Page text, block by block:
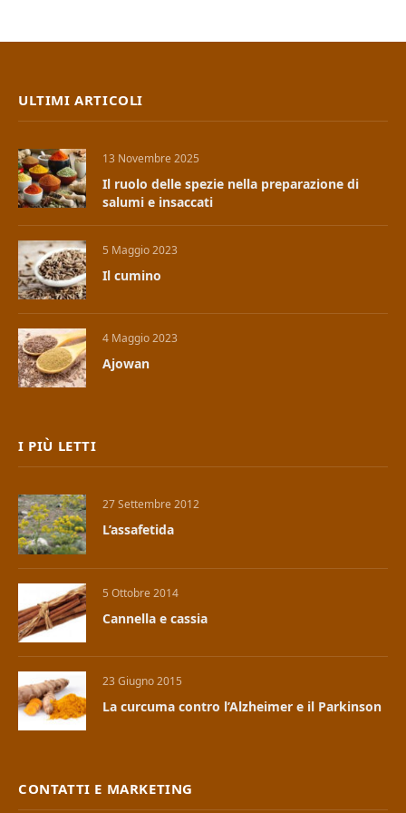
ULTIMI ARTICOLI
13 Novembre 2025
Il ruolo delle spezie nella preparazione di
salumi e insaccati
5 Maggio 2023
Il cumino
4 Maggio 2023
Ajowan
I PIÙ LETTI
27 Settembre 2012
L’assafetida
5 Ottobre 2014
Cannella e cassia
23 Giugno 2015
La curcuma contro l’Alzheimer e il Parkinson
CONTATTI E MARKETING